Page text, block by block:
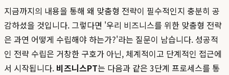
지금까지의 내용을 통해 왜 맞춤형 전략이 필수적인지 충분히 공
감하셨을 것입니다. 그렇다면 '우리 비즈니스를 위한 맞춤형 전략
은 과연 어떻게 수립해야 하는가?'라는 질문이 남습니다. 성공적
인 전략 수립은 거창한 구호가 아닌, 체계적이고 단계적인 접근에
서 시작됩니다. 비즈니스PT는 다음과 같은 3단계 프로세스를 통